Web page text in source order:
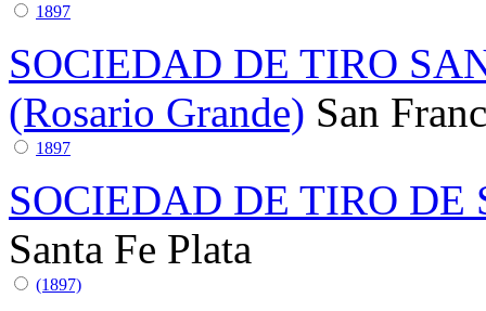
1897
SOCIEDAD DE TIRO
(Rosario Grande) San
1897
SOCIEDAD DE TIRO DE
Santa Fe Plata
(1897)